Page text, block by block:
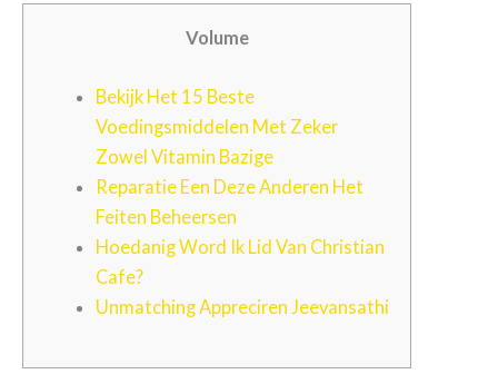
Volume
Bekijk Het 15 Beste
Voedingsmiddelen Met Zeker
Zowel Vitamin Bazige
Reparatie Een Deze Anderen Het
Feiten Beheersen
Hoedanig Word Ik Lid Van Christian
Cafe?
Unmatching Appreciren Jeevansathi